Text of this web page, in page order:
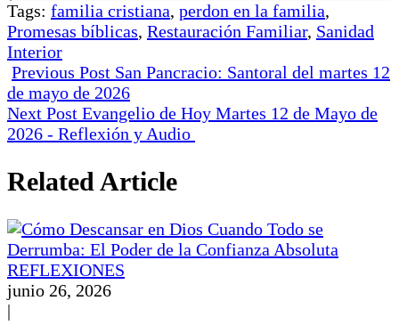
Tags: familia cristiana, perdon en la familia,
Promesas bíblicas, Restauración Familiar, Sanidad
Interior
Previous Post San Pancracio: Santoral del martes 12
de mayo de 2026
Next Post Evangelio de Hoy Martes 12 de Mayo de
2026 - Reflexión y Audio
Related Article
REFLEXIONES
junio 26, 2026
|